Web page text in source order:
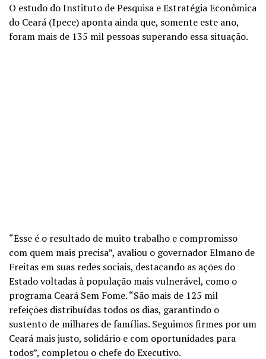
O estudo do Instituto de Pesquisa e Estratégia Econômica
do Ceará (Ipece) aponta ainda que, somente este ano,
foram mais de 135 mil pessoas superando essa situação.
“Esse é o resultado de muito trabalho e compromisso
com quem mais precisa”, avaliou o governador Elmano de
Freitas em suas redes sociais, destacando as ações do
Estado voltadas à população mais vulnerável, como o
programa Ceará Sem Fome. “São mais de 125 mil
refeições distribuídas todos os dias, garantindo o
sustento de milhares de famílias. Seguimos firmes por um
Ceará mais justo, solidário e com oportunidades para
todos”, completou o chefe do Executivo.